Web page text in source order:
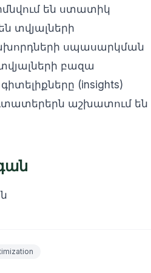
են ստատիկ
տվյալների
սպասարկման
բազա
(insights)
աշխատում են